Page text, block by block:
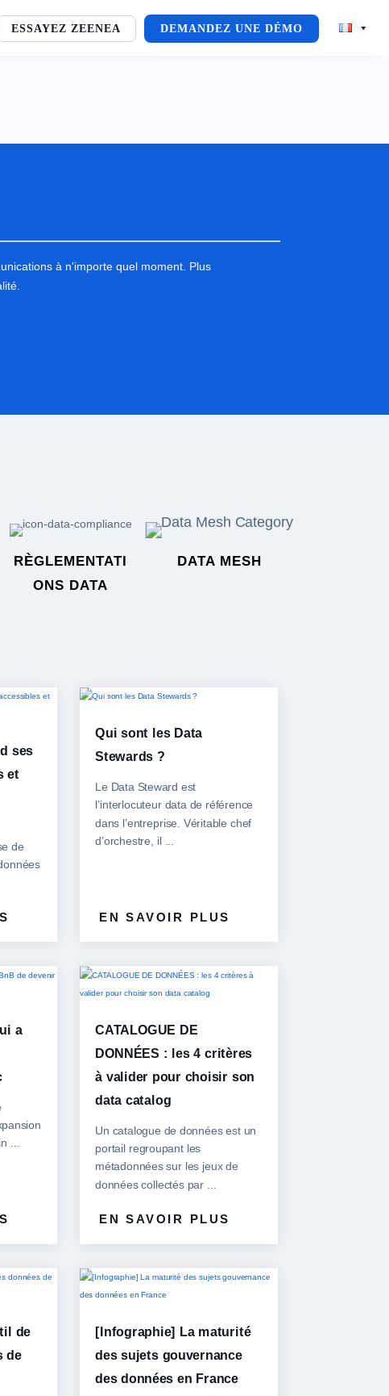
ESSAYEZ ZEENEA DEMANDEZ UNE DÉMO
RÈGLEMENTATI
ONS DATA
DATA MESH
ses
et
de
Qui sont les Data
Stewards ?
Le Data Steward est
l’interlocuteur data de référence
dans l’entreprise. Véritable chef
d’orchestre, il ...
EN SAVOIR PLUS
a
...
CATALOGUE DE
DONNÉES : les 4 critères
à valider pour choisir son
data catalog
Un catalogue de données est un
portail regroupant les
métadonnées sur les jeux de
données collectés par ...
EN SAVOIR PLUS
de
de
[Infographie] La maturité
des sujets gouvernance
des données en France